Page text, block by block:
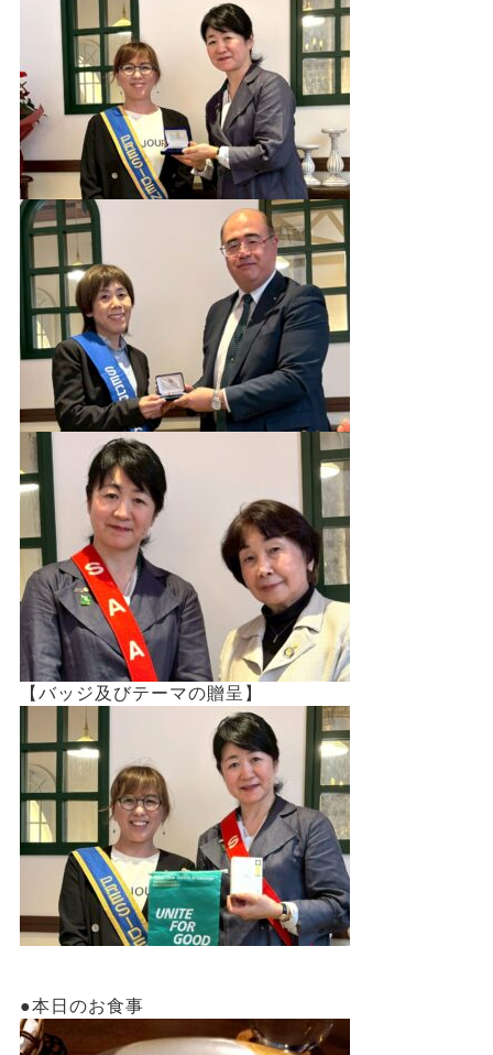
【バッジ及びテーマの贈呈】
●本日のお食事